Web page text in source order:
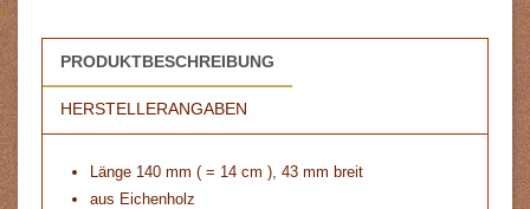
PRODUKTBESCHREIBUNG
HERSTELLERANGABEN
Länge 140 mm ( = 14 cm ), 43 mm breit
aus Eichenholz